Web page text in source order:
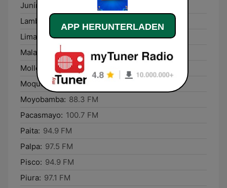
Junín:
Lambayeque:
Lima:
94.9 FM
Mala:
91.5 FM
Mollendo: 97.9 FM
Moquegua: 99.3 FM
Moyobamba: 88.3 FM
Pacasmayo: 100.7 FM
Paita: 94.9 FM
Palpa: 97.5 FM
Pisco: 94.9 FM
Piura: 97.1 FM
APP HERUNTERLADEN